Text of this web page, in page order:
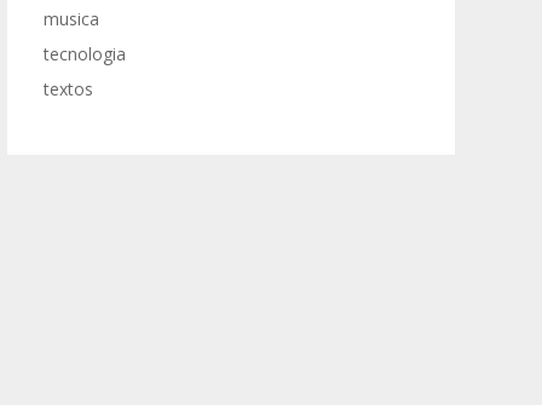
musica
tecnologia
textos